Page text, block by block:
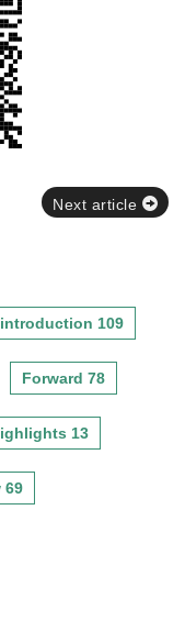
Next article
109
Forward 78
13
69